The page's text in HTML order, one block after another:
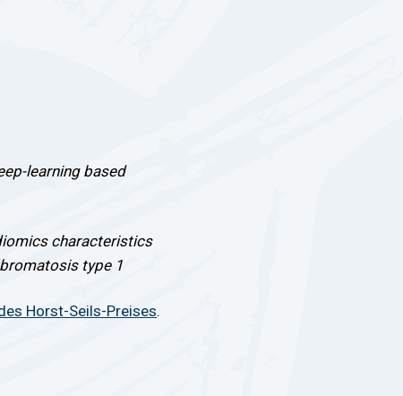
learning based
characteristics
type 1
Horst-Seils-Preises.